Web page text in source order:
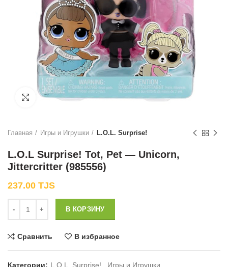
Нажмите, чтобы увеличить
Главная Игры и Игрушки L.O.L. Surprise!
L.O.L Surprise! Tot, Pet — Unicorn,
Jittercritter (985556)
237.00 TJS
В КОРЗИНУ
Сравнить В избранное
Категории: L.O.L. Surprise! Игры и Игрушки